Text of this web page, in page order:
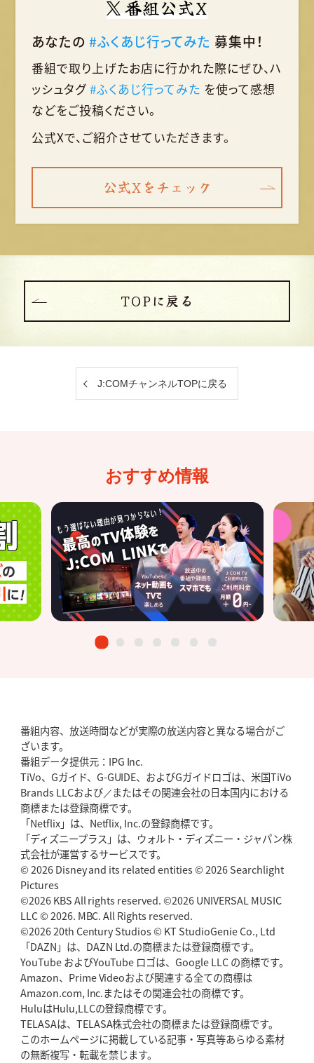
番組公式X
あなたの #ふくあじ行ってみた 募集中！
番組で取り上げたお店に行かれた際にぜひ、ハ
ッシュタグ #ふくあじ行ってみた を使って感想
などをご投稿ください。
公式Xで、ご紹介させていただきます。
公式Xをチェック
TOPに戻る
J:COMチャンネルTOPに戻る
おすすめ情報
番組内容、放送時間などが実際の放送内容と異なる場合がご
ざいます。
番組データ提供元：IPG Inc.
TiVo、Gガイド、G-GUIDE、およびGガイドロゴは、米国TiVo
Brands LLCおよび／またはその関連会社の日本国内における
商標または登録商標です。
「Netflix」は、Netflix, Inc.の登録商標です。
「ディズニープラス」は、ウォルト・ディズニー・ジャパン株
式会社が運営するサービスです。
© 2026 Disney and its related entities © 2026 Searchlight
Pictures
©2026 KBS All rights reserved. ©2026 UNIVERSAL MUSIC
LLC © 2026. MBC. All Rights reserved.
©2026 20th Century Studios © KT StudioGenie Co., Ltd
「DAZN」は、DAZN Ltd.の商標または登録商標です。
YouTube およびYouTube ロゴは、Google LLC の商標です。
Amazon、Prime Videoおよび関連する全ての商標は
Amazon.com, Inc.またはその関連会社の商標です。
HuluはHulu,LLCの登録商標です。
TELASAは、TELASA株式会社の商標または登録商標です。
このホームページに掲載している記事・写真等あらゆる素材
の無断複写・転載を禁じます。